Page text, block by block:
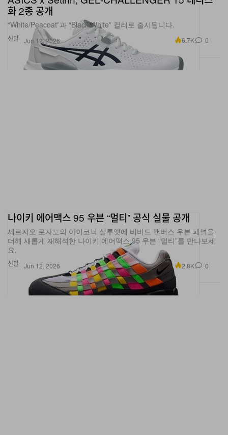
신발
화 2종 공개
“White/Peacoat”과 “Black/White” 컬러로 출시됩니다.
Jun 12, 2026 6.7K 0
신발
나이키 에어맥스 95 우븐 “멀티” 공식 실물 공개
세르지오 로자노의 아이코닉 실루엣에 비비드 캔버스 우븐 패널을
더해 새롭게 재해석한 나이키 에어맥스 95 우븐 “멀티”를 만나보세
요.
Jun 12, 2026 2.8K 0